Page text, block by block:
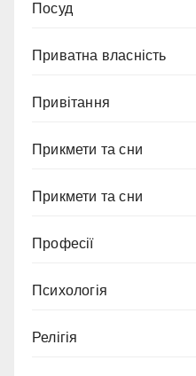
Посуд
Приватна власність
Привітання
Прикмети та сни
Прикмети та сни
Професії
Психологія
Релігія